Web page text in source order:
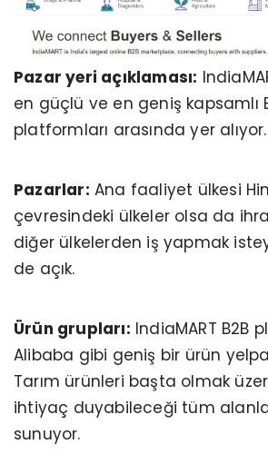
Pazar yeri açıklaması:
en güçlü ve en geniş kapsamlı
platformları arasında yer alıyor.
Pazarlar: Ana faaliyet ülkesi
çevresindeki ülkeler olsa da
diğer ülkelerden iş yapmak
de açık.
Ürün grupları: IndiaMART B2B
Alibaba gibi geniş bir ürün
Tarım ürünleri başta olmak
ihtiyaç duyabileceği tüm
sunuyor.